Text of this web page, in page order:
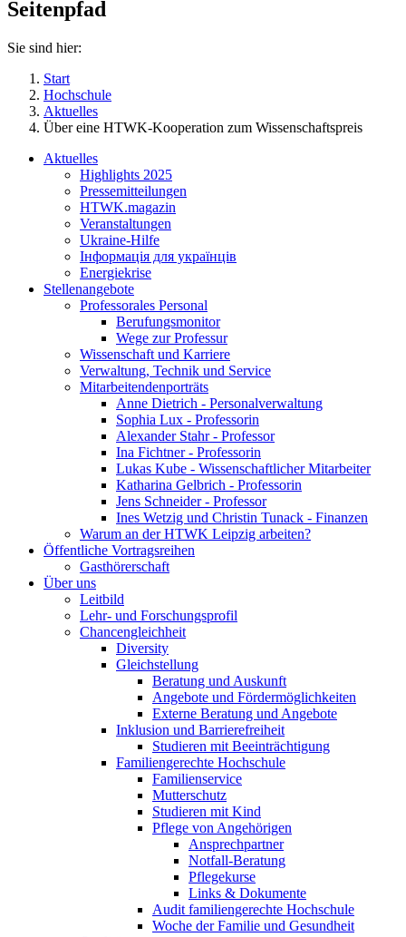
Seitenpfad
Sie sind hier:
Start
Hochschule
Aktuelles
Über eine HTWK-Kooperation zum Wissenschaftspreis
Aktuelles
Highlights 2025
Pressemitteilungen
HTWK.magazin
Veranstaltungen
Ukraine-Hilfe
Інформація для українців
Energiekrise
Stellenangebote
Professorales Personal
Berufungsmonitor
Wege zur Professur
Wissenschaft und Karriere
Verwaltung, Technik und Service
Mitarbeitendenporträts
Anne Dietrich - Personalverwaltung
Sophia Lux - Professorin
Alexander Stahr - Professor
Ina Fichtner - Professorin
Lukas Kube - Wissenschaftlicher Mitarbeiter
Katharina Gelbrich - Professorin
Jens Schneider - Professor
Ines Wetzig und Christin Tunack - Finanzen
Warum an der HTWK Leipzig arbeiten?
Öffentliche Vortragsreihen
Gasthörerschaft
Über uns
Leitbild
Lehr- und Forschungsprofil
Chancengleichheit
Diversity
Gleichstellung
Beratung und Auskunft
Angebote und Fördermöglichkeiten
Externe Beratung und Angebote
Inklusion und Barrierefreiheit
Studieren mit Beeinträchtigung
Familiengerechte Hochschule
Familienservice
Mutterschutz
Studieren mit Kind
Pflege von Angehörigen
Ansprechpartner
Notfall-Beratung
Pflegekurse
Links & Dokumente
Audit familiengerechte Hochschule
Woche der Familie und Gesundheit